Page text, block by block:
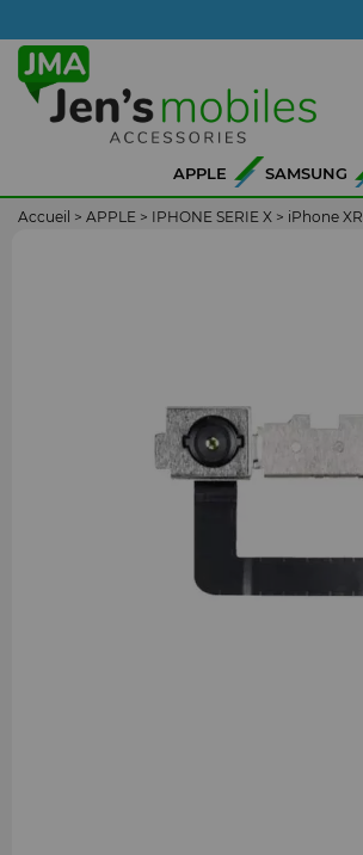
APPLE SAMSUNG
Accueil > APPLE > IPHONE SERIE X > iPhone XR